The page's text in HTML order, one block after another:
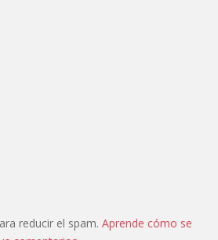
reducir el spam. Aprende cómo se